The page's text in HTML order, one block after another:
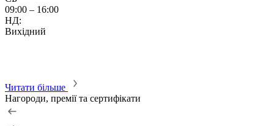
09:00 – 16:00
НД:
Вихідний
Читати більше
Нагороди, премії та сертифікати